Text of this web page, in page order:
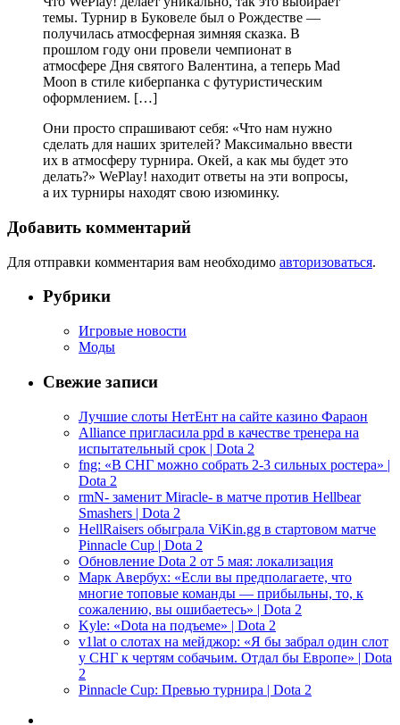
темы. Турнир в Буковеле был о Рождестве —
получилась атмосферная зимняя сказка. В
прошлом году они провели чемпионат в
атмосфере Дня святого Валентина, а теперь Mad
Moon в стиле киберпанка с футуристическим
оформлением. […]
Они просто спрашивают себя: «Что нам нужно
сделать для наших зрителей? Максимально ввести
их в атмосферу турнира. Окей, а как мы будет это
делать?» WePlay! находит ответы на эти вопросы,
а их турниры находят свою изюминку.
Добавить комментарий
Для отправки комментария вам необходимо авторизоваться.
Рубрики
Игровые новости
Моды
Свежие записи
Лучшие слоты НетЕнт на сайте казино Фараон
Alliance пригласила ppd в качестве тренера на
испытательный срок | Dota 2
fng: «В СНГ можно собрать 2-3 сильных ростера» |
Dota 2
rmN- заменит Miracle- в матче против Hellbear
Smashers | Dota 2
HellRaisers обыграла ViKin.gg в стартовом матче
Pinnacle Cup | Dota 2
Обновление Dota 2 от 5 мая: локализация
Марк Авербух: «Если вы предполагаете, что
многие топовые команды — прибыльны, то, к
сожалению, вы ошибаетесь» | Dota 2
Kyle: «Dota на подъеме» | Dota 2
v1lat о слотах на мейджор: «Я бы забрал один слот
у СНГ к чертям собачьим. Отдал бы Европе» | Dota
2
Pinnacle Cup: Превью турнира | Dota 2